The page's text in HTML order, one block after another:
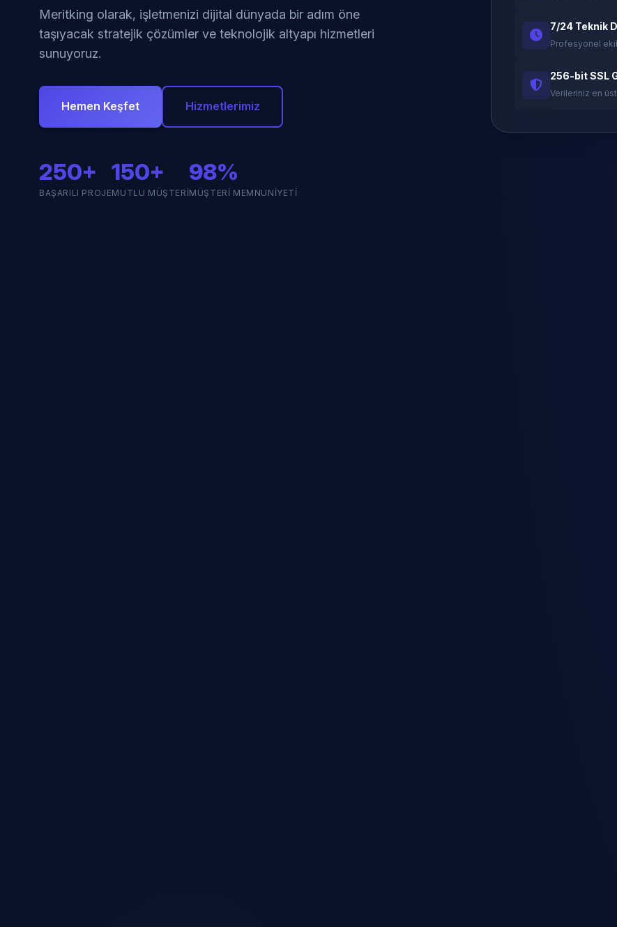
Meritking olarak, işletmenizi dijital dünyada bir adım öne
taşıyacak stratejik çözümler ve teknolojik altyapı hizmetleri
sunuyoruz.
Hemen Keşfet Hizmetlerimiz
250+
BAŞARILI PROJE
150+
MUTLU MÜŞTERI
98%
MÜŞTERI MEMNUNIYETI
7/24 Teknik
Profesyonel
256-bit SSL
Verileriniz en